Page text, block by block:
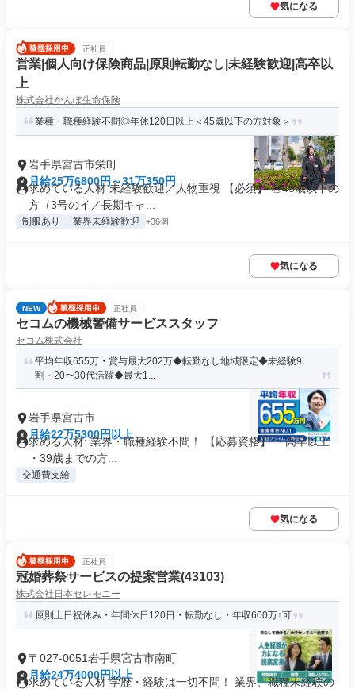
気になる
正社員
営業|個人向け保険商品|原則転勤なし|未経験歓迎|高卒以
上
株式会社かんぽ生命保険
業種・職種経験不問◎年休120日以上＜45歳以下の方対象＞
岩手県宮古市栄町
月給25万6800円～31万350円
求めている人材 未経験歓迎／人物重視 【必須】 ◎45歳以下の
方（3号のイ／長期キャ...
制服あり 業界未経験歓迎 +36個
気になる
NEW 正社員
セコムの機械警備サービススタッフ
セコム株式会社
平均年収655万・賞与最大202万◆転勤なし地域限定◆未経験9
割・20〜30代活躍◆最大1...
岩手県宮古市
月給22万5300円以上
求める人材: 業界・職種経験不問！ 【応募資格】 ・高卒以上
・39歳までの方...
交通費支給
気になる
正社員
冠婚葬祭サービスの提案営業(43103)
株式会社日本セレモニー
原則土日祝休み・年間休日120日・転勤なし・年収600万↑可
〒027-0051岩手県宮古市南町
月給24万4000円以上
求めている人材 学歴・経験は一切不問！ 業界、職種未経験の